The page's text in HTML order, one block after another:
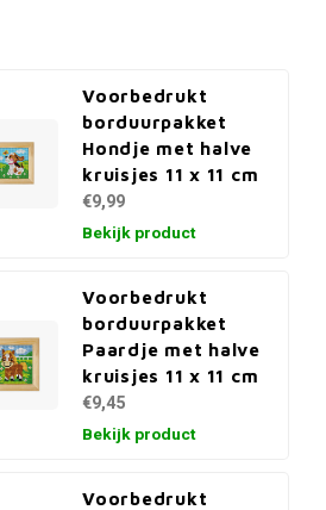
Voorbedrukt
borduurpakket
Hondje met halve
kruisjes 11 x 11 cm
€9,99
Bekijk product
Voorbedrukt
borduurpakket
Paardje met halve
kruisjes 11 x 11 cm
€9,45
Bekijk product
Voorbedrukt